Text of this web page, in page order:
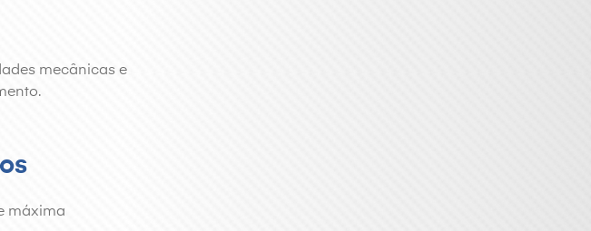
mecânicas e
máxima